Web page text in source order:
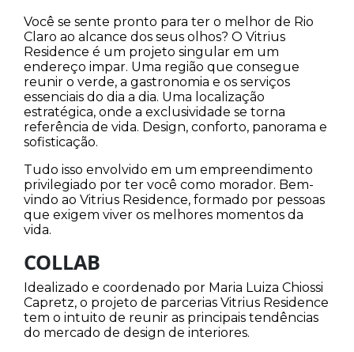
Você se sente pronto para ter o melhor de Rio
Claro ao alcance dos seus olhos? O Vitrius
Residence é um projeto singular em um
endereço impar. Uma região que consegue
reunir o verde, a gastronomia e os serviços
essenciais do dia a dia. Uma localização
estratégica, onde a exclusividade se torna
referência de vida. Design, conforto, panorama e
sofisticação.
Tudo isso envolvido em um empreendimento
privilegiado por ter você como morador. Bem-
vindo ao Vitrius Residence, formado por pessoas
que exigem viver os melhores momentos da
vida.
COLLAB
Idealizado e coordenado por Maria Luiza Chiossi
Capretz, o projeto de parcerias Vitrius Residence
tem o intuito de reunir as principais tendências
do mercado de design de interiores.